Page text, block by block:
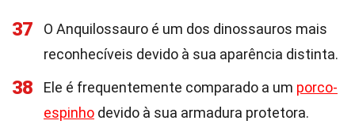
37
O Anquilossauro é um dos dinossauros mais
reconhecíveis devido à sua aparência distinta.
38 Ele é frequentemente comparado a um porco-
espinho devido à sua armadura protetora.